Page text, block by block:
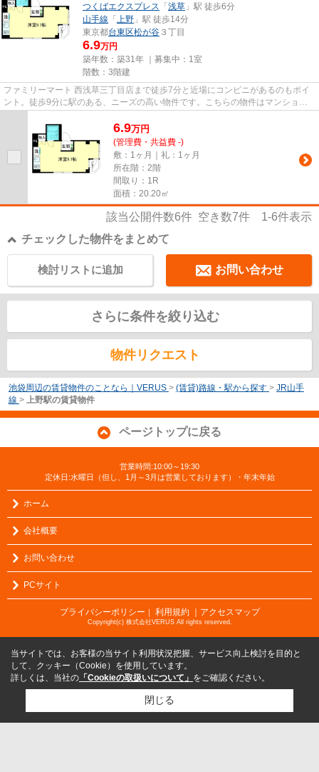
つくばエクスプレス 「 浅草 」駅 徒歩6分
山手線 「 上野 」駅 徒歩14分
東京都台東区松が谷 ３丁目
6.9万円
築年数：築31年 ｜募集中： 1室
階数：3階建
ファミリーマート 西浅草三丁目店まで徒歩7分と近場にコンビニがあるのもポイ
ント。徒歩9分に駅のある、ニーズの高い物件です。こちらの物件はマンション
6.9万円
(管理費・共益費 -)
敷：1ヶ月｜礼：1ヶ月
所在階：2階
間取り：1R
面積：20.20㎡
該当公開件数6件 空き数7件 1-6件表示
チェックした物件をまとめて
お問い合わせ
検討リストに追加
さらに条件を絞り込む
物件リクエスト
池袋周辺の賃貸物件のことなら｜VERUS > (賃貸)路線・駅から探す > JR山手
線 > 上野駅の賃貸物件
ページトップに戻る
営業時間:10:00～19:30
定休日:水曜日（但し、1月～3月は営業しております）・年末年始
ホーム
会社概要
お問い合わせ
PCサイト
プライバシーポリシー ｜ 利用規約 ｜アクセスマップ
Copyright(c) 株式会社VERUS All rights reserved.
当サイトでは、お客様の当サイト利用状況把握、サービス向上検討を目的と
して、クッキー（Cookie）を使用しています。
詳しくは、当社の 「Cookieの取扱いについて」 をご確認ください。
閉じる